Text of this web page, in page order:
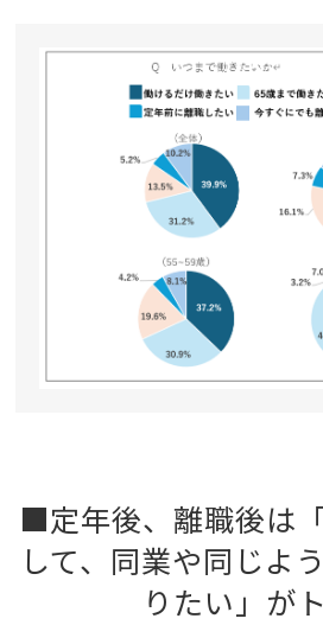
■定年後、離職後は
して、同業や同じよ
りたい」が